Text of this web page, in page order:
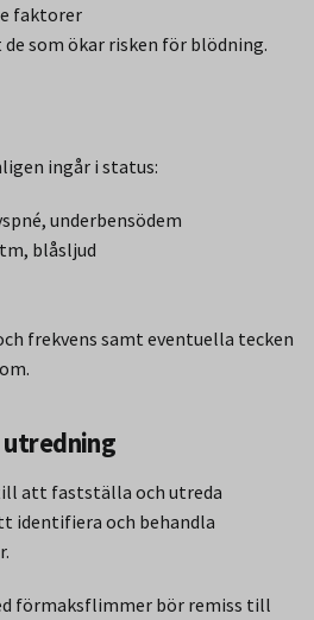
faktorer
som ökar risken för blödning.
ingår i status:
underbensödem
blåsljud
frekvens samt eventuella tecken
utredning
att fastställa och utreda
identifiera och behandla
förmaksflimmer bör remiss till